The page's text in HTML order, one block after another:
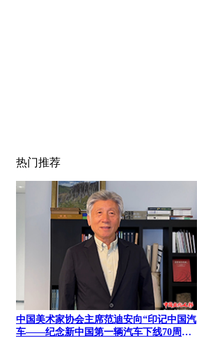
热门推荐
中国美术家协会主席范迪安向“印记中国汽
车——纪念新中国第一辆汽车下线70周年